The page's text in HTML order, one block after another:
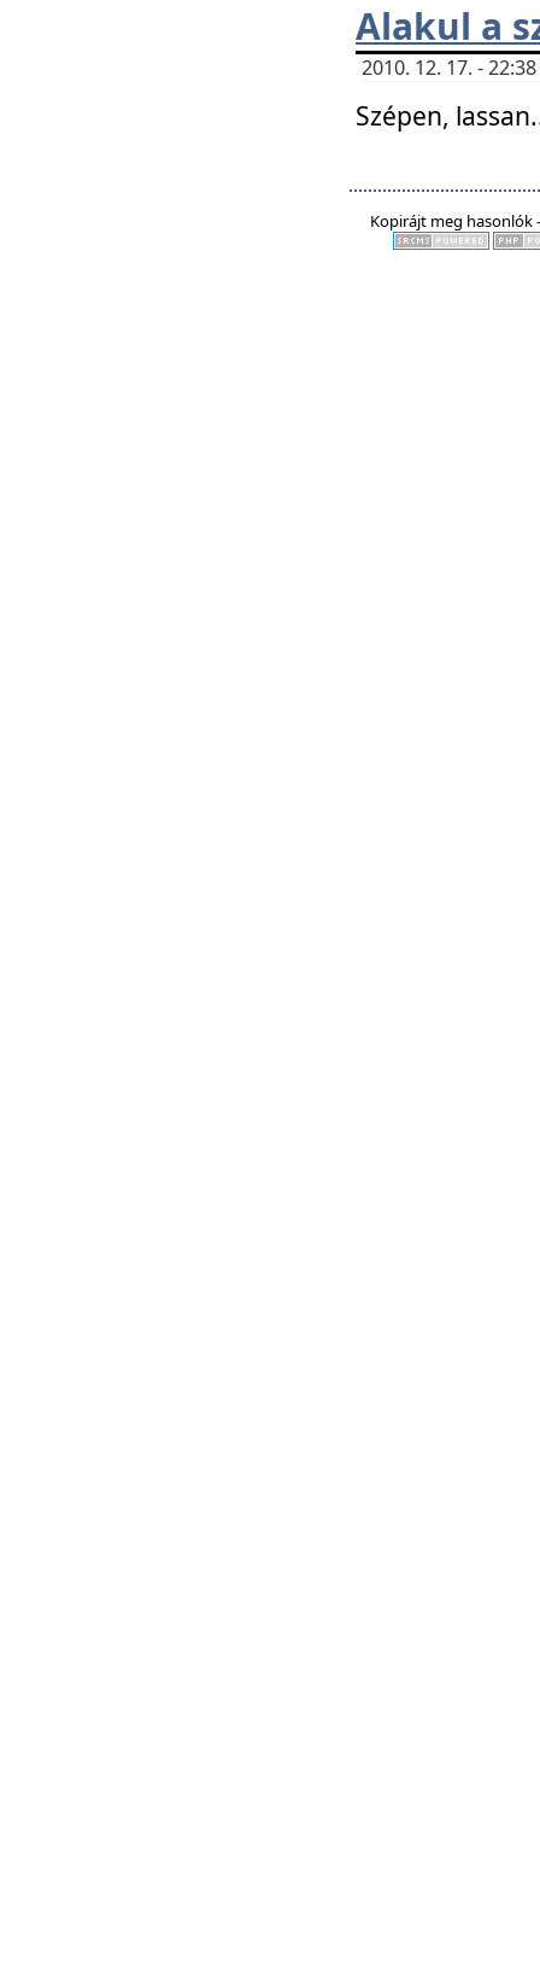
Alakul a
2010. 12. 17. -
Szépen,
Kopirájt meg hasonlók